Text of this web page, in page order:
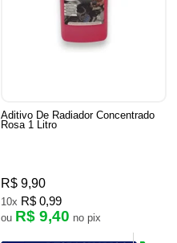
Aditivo De Radiador Concentrado
Rosa 1 Litro
R$ 9,90
10x R$ 0,99
ou R$ 9,40 no pix